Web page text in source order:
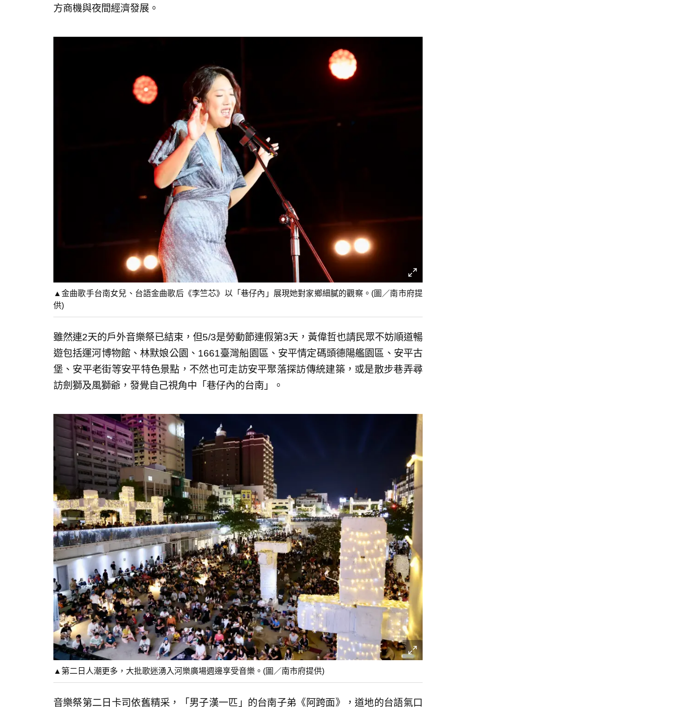
方商機與夜間經濟發展。
▲金曲歌手台南女兒、台語金曲歌后《李竺芯》以「巷仔內」展現她對家鄉細膩的觀察。(圖／南市府提
供)
雖然連2天的戶外音樂祭已結束，但5/3是勞動節連假第3天，黃偉哲也請民眾不妨順道暢
遊包括運河博物館、林默娘公園、1661臺灣船園區、安平情定碼頭德陽艦園區、安平古
堡、安平老街等安平特色景點，不然也可走訪安平聚落探訪傳統建築，或是散步巷弄尋
訪劍獅及風獅爺，發覺自己視角中「巷仔內的台南」。
▲第二日人潮更多，大批歌迷湧入河樂廣場週邊享受音樂。(圖／南市府提供)
音樂祭第二日卡司依舊精采，「男子漢一匹」的台南子弟《阿跨面》，道地的台語氣口